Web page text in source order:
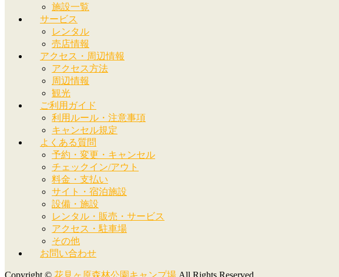
施設一覧
サービス
レンタル
売店情報
アクセス・周辺情報
アクセス方法
周辺情報
観光
ご利用ガイド
利用ルール・注意事項
キャンセル規定
よくある質問
予約・変更・キャンセル
チェックイン/アウト
料金・支払い
サイト・宿泊施設
設備・施設
レンタル・販売・サービス
アクセス・駐車場
その他
お問い合わせ
Copyright © 花見ヶ原森林公園キャンプ場 All Rights Reserved.